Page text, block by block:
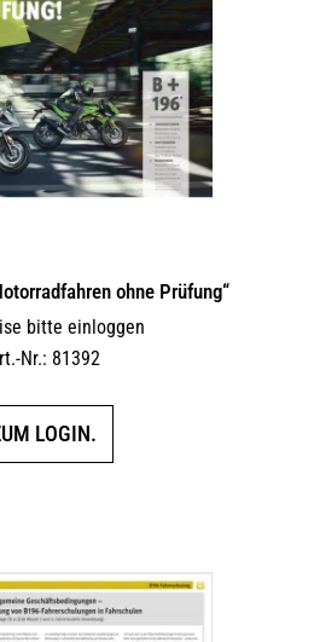
ohne Prüfung“
bitte einloggen
Nr.: 81392
LOGIN.